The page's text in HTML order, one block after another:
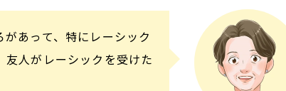
あって、特にレーシック
人がレーシックを受けた